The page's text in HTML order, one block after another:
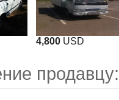
4,800 USD